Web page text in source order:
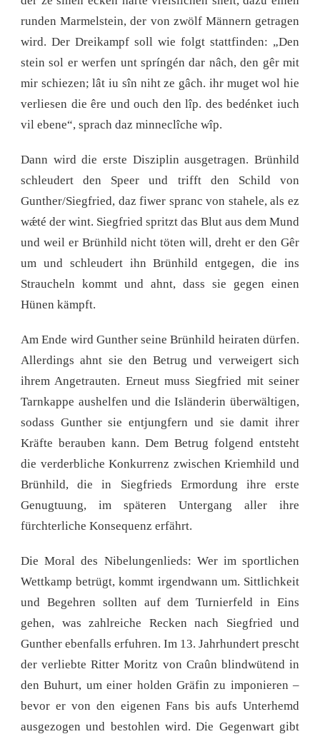
runden Marmelstein, der von zwölf Männern getragen
wird. Der Dreikampf soll wie folgt stattfinden: „Den
stein sol er werfen unt spríngén dar nâch, den gêr mit
mir schiezen; lât iu sîn niht ze gâch. ihr muget wol hie
verliesen die êre und ouch den lîp. des bedénket iuch
vil ebene“, sprach daz minneclîche wîp.
Dann wird die erste Disziplin ausgetragen. Brünhild
schleudert den Speer und trifft den Schild von
Gunther/Siegfried, daz fiwer spranc von stahele, als ez
wǽté der wint. Siegfried spritzt das Blut aus dem Mund
und weil er Brünhild nicht töten will, dreht er den Gêr
um und schleudert ihn Brünhild entgegen, die ins
Straucheln kommt und ahnt, dass sie gegen einen
Hünen kämpft.
Am Ende wird Gunther seine Brünhild heiraten dürfen.
Allerdings ahnt sie den Betrug und verweigert sich
ihrem Angetrauten. Erneut muss Siegfried mit seiner
Tarnkappe aushelfen und die Isländerin überwältigen,
sodass Gunther sie entjungfern und sie damit ihrer
Kräfte berauben kann. Dem Betrug folgend entsteht
die verderbliche Konkurrenz zwischen Kriemhild und
Brünhild, die in Siegfrieds Ermordung ihre erste
Genugtuung, im späteren Untergang aller ihre
fürchterliche Konsequenz erfährt.
Die Moral des Nibelungenlieds: Wer im sportlichen
Wettkamp betrügt, kommt irgendwann um. Sittlichkeit
und Begehren sollten auf dem Turnierfeld in Eins
gehen, was zahlreiche Recken nach Siegfried und
Gunther ebenfalls erfuhren. Im 13. Jahrhundert prescht
der verliebte Ritter Moritz von Craûn blindwütend in
den Buhurt, um einer holden Gräfin zu imponieren –
bevor er von den eigenen Fans bis aufs Unterhemd
ausgezogen und bestohlen wird. Die Gegenwart gibt